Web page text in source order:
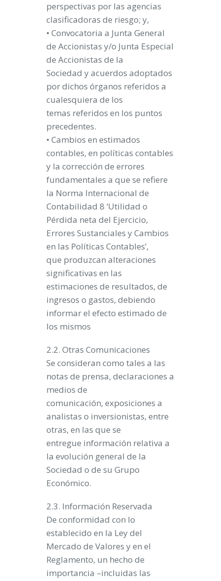
perspectivas por las agencias
clasificadoras de riesgo; y,
• Convocatoria a Junta General
de Accionistas y/o Junta Especial
de Accionistas de la
Sociedad y acuerdos adoptados
por dichos órganos referidos a
cualesquiera de los
temas referidos en los puntos
precedentes.
• Cambios en estimados
contables, en políticas contables
y la corrección de errores
fundamentales a que se refiere
la Norma Internacional de
Contabilidad 8 ‘Utilidad o
Pérdida neta del Ejercicio,
Errores Sustanciales y Cambios
en las Políticas Contables’,
que produzcan alteraciones
significativas en las
estimaciones de resultados, de
ingresos o gastos, debiendo
informar el efecto estimado de
los mismos
2.2. Otras Comunicaciones
Se consideran como tales a las
notas de prensa, declaraciones a
medios de
comunicación, exposiciones a
analistas o inversionistas, entre
otras, en las que se
entregue información relativa a
la evolución general de la
Sociedad o de su Grupo
Económico.
2.3. Información Reservada
De conformidad con lo
establecido en la Ley del
Mercado de Valores y en el
Reglamento, un hecho de
importancia –incluidas las